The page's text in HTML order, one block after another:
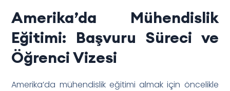
Amerika’da Mühendislik
Eğitimi: Başvuru Süreci ve
Öğrenci Vizesi
Amerika’da mühendislik eğitimi almak için öncelikle